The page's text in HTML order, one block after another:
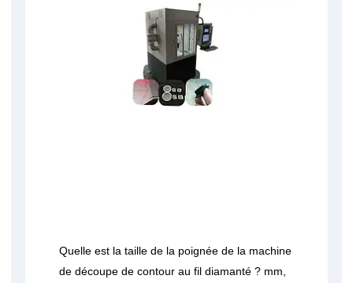
Quelle est la taille de la poignée de la machine
de découpe de contour au fil diamanté ? mm,